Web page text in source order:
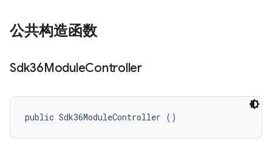
公共构造函数
Sdk36ModuleController
public Sdk36ModuleController ()